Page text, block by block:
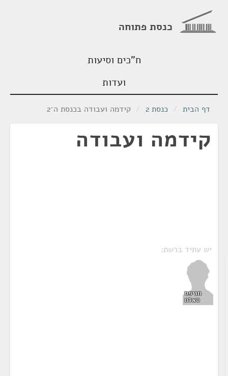
כנסת פתוחה
ח"כים וסיעות
ועדות
דף הבית / כנסת 2 / קידמה ועבודה בכנסת ה־2
קידמה ועבודה
יש עתיד ברשת:
חניפס
סאלח